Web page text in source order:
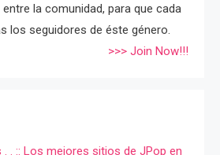
la comunidad, para que cada
los seguidores de éste género.
>>> Join Now!!!